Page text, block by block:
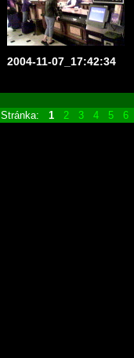
2004-11-07_17:42:34
Stránka: 1 2 3 4 5 6